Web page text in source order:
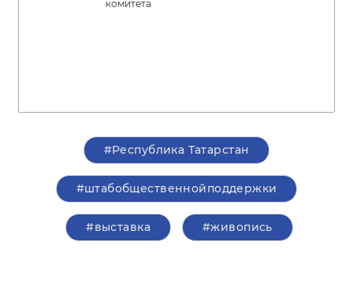
комитета
#Республика Татарстан
#штабобщественнойподдержки
#выставка #живопись